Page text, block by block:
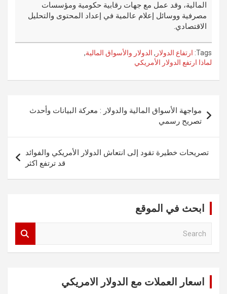
المالية، وقد عمل مع جهات رقابية حكومية ومؤسسات
مصرفية ووسائل إعلام عالمية في إعداد المحتوى والتحليل
الاقتصادي.
Tags: ارتفاع الدولار , الدولار والأسواق المالية,
لماذا ارتفع الدولار الأمريكي
المقالات
مواجهة الأسواق المالية والدولار : معركة البيانات وأحدث
تصريح رسمي
تصريحات خطيرة تقود إلى انتعاش الدولار الأمريكي والفوائد
قد ترتفع اكثر
ابحث في الموقع
اسعار العملات مع الدولار الامريكي